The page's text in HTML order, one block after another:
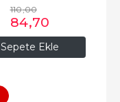
Sepete Ekle
110,00
84,70